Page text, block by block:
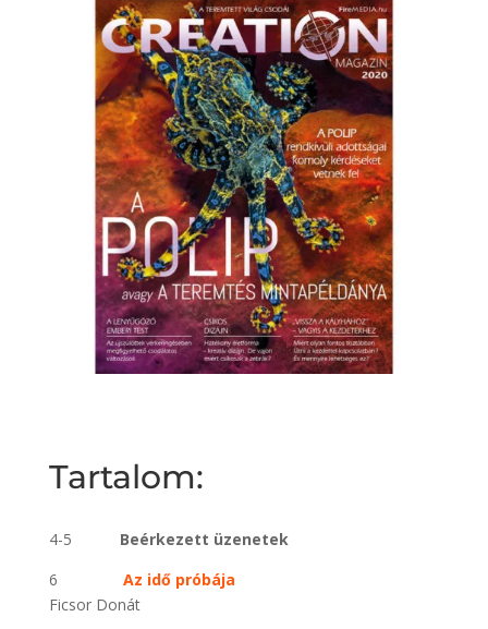
Tartalom:
4-5 Beérkezett üzenetek
6 Az idő próbája
Ficsor Donát